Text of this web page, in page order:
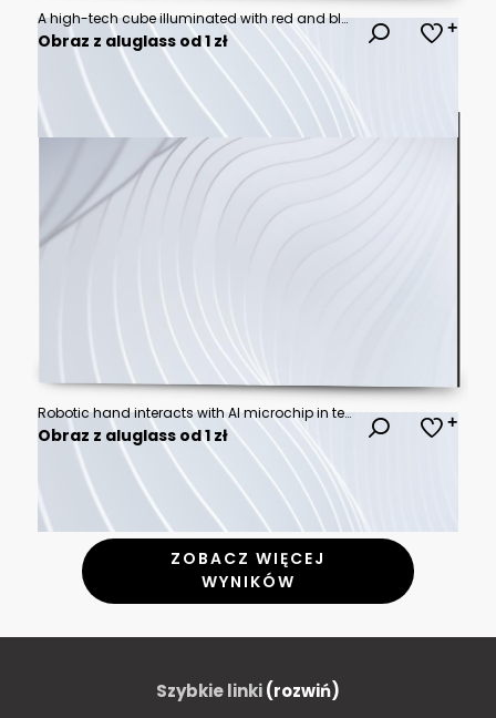
A high-tech cube illuminated with red and blue neon lights in a dark, futuristic setting, symbolizing advanced digital technology and innovation.
Obraz z aluglass od 1 zł
Robotic hand interacts with AI microchip in technological environment
Obraz z aluglass od 1 zł
ZOBACZ WIĘCEJ
WYNIKÓW
Szybkie linki(rozwiń)